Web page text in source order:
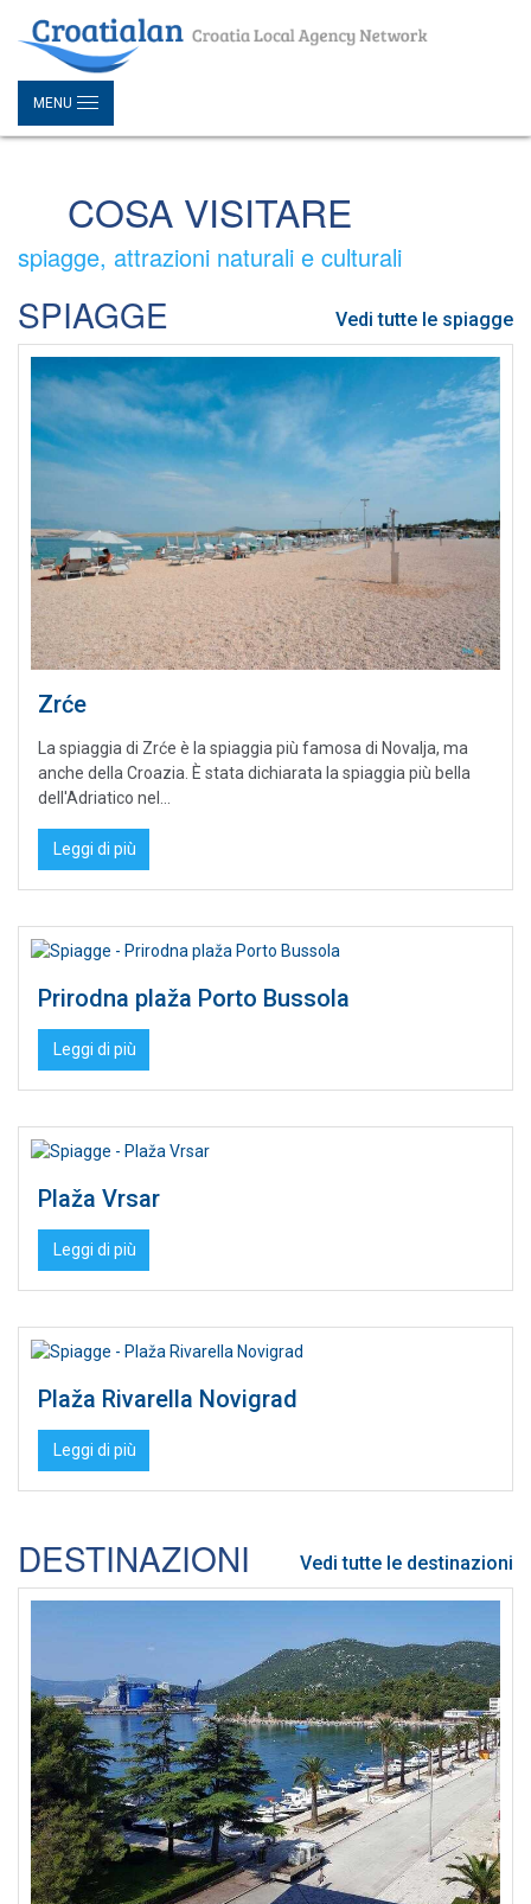
MENU
COSA VISITARE
spiagge, attrazioni naturali e culturali
SPIAGGE Vedi tutte le spiagge
Zrće
La spiaggia di Zrće è la spiaggia più famosa di Novalja, ma
anche della Croazia. È stata dichiarata la spiaggia più bella
dell'Adriatico nel...
Leggi di più
Prirodna plaža Porto Bussola
Leggi di più
Plaža Vrsar
Leggi di più
Plaža Rivarella Novigrad
Leggi di più
DESTINAZIONI Vedi tutte le destinazioni